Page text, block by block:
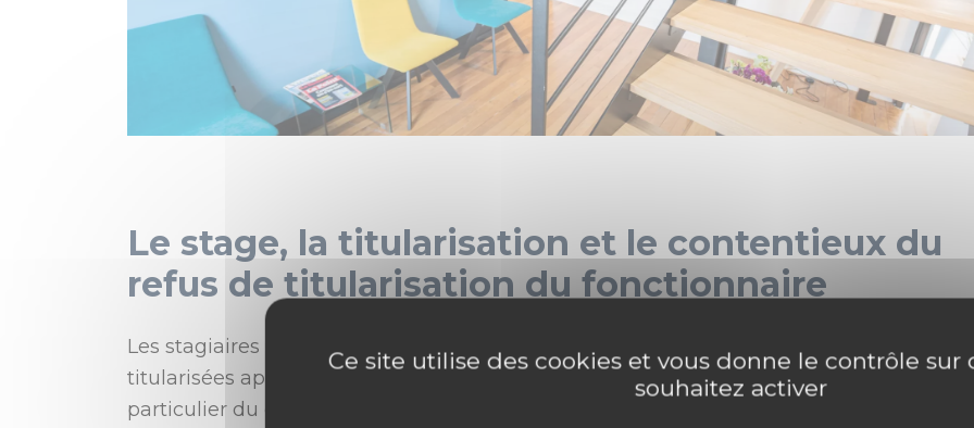
Le stage, la titularisation et le contentieux du
refus de titularisation du fonctionnaire
Les stagiaires de la fonction publique sont les personnes qui ont vocation à être
titularisées après la période probatoire ou la période de formation exigée par le statut
particulier du corps auquel ils sont rattachés. Le stage a donc pour but de vérifier
Ce site utilise des cookies et vous donne le contrôle sur
souhaitez activer